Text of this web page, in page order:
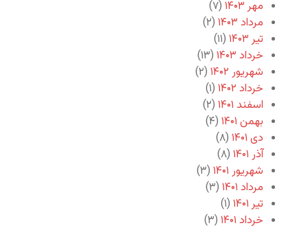
مهر ۱۴۰۳
(۷)
مرداد ۱۴۰۳
(۲)
تیر ۱۴۰۳
(۱۱)
خرداد ۱۴۰۳
(۱۳)
شهریور ۱۴۰۲
(۲)
خرداد ۱۴۰۲
(۱)
اسفند ۱۴۰۱
(۲)
بهمن ۱۴۰۱
(۴)
دی ۱۴۰۱
(۸)
آذر ۱۴۰۱
(۸)
شهریور ۱۴۰۱
(۳)
مرداد ۱۴۰۱
(۳)
تیر ۱۴۰۱
(۱)
خرداد ۱۴۰۱
(۳)